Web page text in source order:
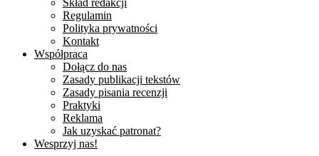
Skład redakcji
Regulamin
Polityka prywatności
Kontakt
Współpraca
Dołącz do nas
Zasady publikacji tekstów
Zasady pisania recenzji
Praktyki
Reklama
Jak uzyskać patronat?
Wesprzyj nas!